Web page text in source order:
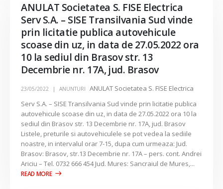
ANULAT Societatea S. FISE Electrica
Serv S.A. – SISE Transilvania Sud vinde
prin licitatie publica autovehicule
scoase din uz, in data de 27.05.2022 ora
10 la sediul din Brasov str. 13
Decembrie nr. 17A, jud. Brasov
23/05/2022 ANUNTURI
ANULAT Societatea S. FISE Electrica
Serv S.A. – SISE Transilvania Sud vinde prin licitatie publica
autovehicule scoase din uz, in data de 27.05.2022 ora 10 la
sediul din Brasov str. 13 Decembrie nr. 17A, jud. Brasov
Listele, preturile si autovehiculele se pot vedea la sediile
noastre, in intervalul orar 7-15, dupa cum urmeaza: Jud.
Brasov: Brasov, str.13 Decembrie nr. 17A – pers. cont. Andrei
Ariciu – Tel. 0732 666 454 Jud. Mures: Sancraiul de Mures,...